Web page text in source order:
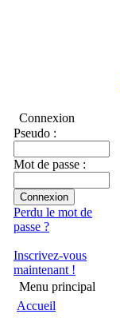
Connexion
Pseudo :
Mot de passe :
Perdu le mot de
passe ?
Inscrivez-vous
maintenant !
Menu principal
Accueil